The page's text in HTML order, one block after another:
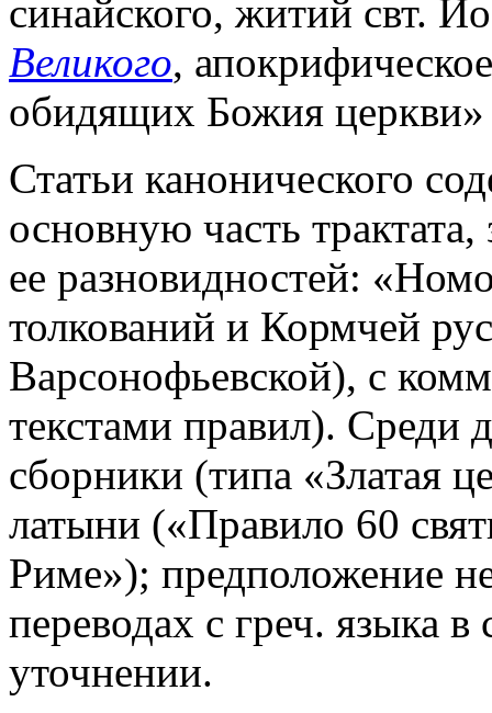
синайского, житий свт.
Великого,
обидящих Божия
Статьи канонического
основную часть
ее разновидностей:
толкований и Кормчей
Варсонофьевской), с
текстами правил). Среди
сборники (типа «Златая
латыни («Правило 60
Риме»); предположение
переводах с греч. языка
уточнении.